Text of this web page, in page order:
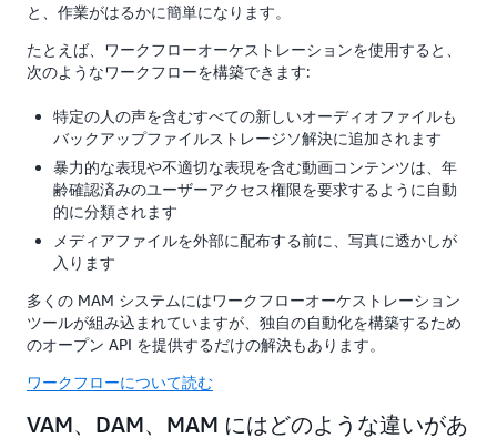
と、作業がはるかに簡単になります。
たとえば、ワークフローオーケストレーションを使用すると、
次のようなワークフローを構築できます:
特定の人の声を含むすべての新しいオーディオファイルも
バックアップファイルストレージソ解決に追加されます
暴力的な表現や不適切な表現を含む動画コンテンツは、年
齢確認済みのユーザーアクセス権限を要求するように自動
的に分類されます
メディアファイルを外部に配布する前に、写真に透かしが
入ります
多くの MAM システムにはワークフローオーケストレーション
ツールが組み込まれていますが、独自の自動化を構築するため
のオープン API を提供するだけの解決もあります。
ワークフローについて読む
VAM、DAM、MAM にはどのような違いがあ